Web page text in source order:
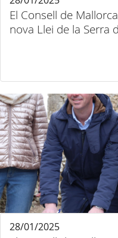
El Consell de
nova Llei de la Serra
28/01/2025